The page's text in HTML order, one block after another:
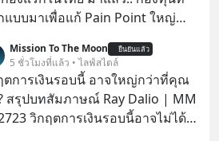
แบบมาเพื่อแก้ Pain Point ใหญ่
Mission To The Moon ยืนยันแล้ว
5 ชั่วโมงที่แล้ว • ไลฟ์สไตล์
ตการเงินรอบนี้ อาจใหญ่กว่าที่คุณ
สรุปบทสัมภาษณ์ Ray Dalio | MM
วิกฤตการเงินรอบนี้อาจไม่ได้